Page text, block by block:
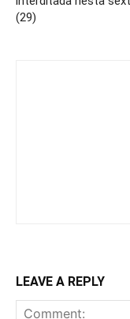
(29)
LEAVE A REPLY